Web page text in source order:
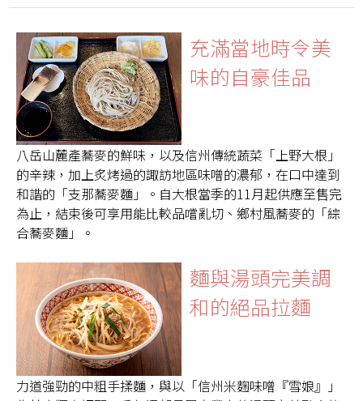
充滿當地時令美
味的自豪佳品
八岳山麓產蕎麥的鮮味，以及信州傳統蔬菜「上野大根」
的辛辣，加上炙烤過的諏訪地區味噌的濃郁，在口中達到
和諧的「支那蕎麥麵」。自大根當季的11月起供應至售完
為止，結束後可享用能比較品嚐亂切、鄉村風蕎麥的「綜
合蕎麥麵」。
麵與湯頭完美調
和的絕品拉麵
力道強勁的中粗手揉麵，與以「信州米麴味噌『雪娘』」